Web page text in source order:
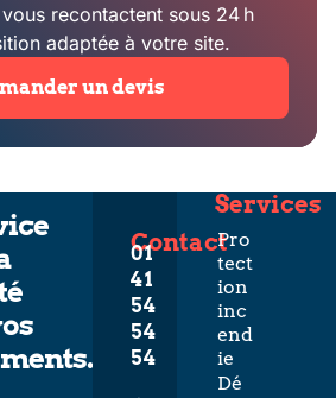
recontactent sous 24 h
adaptée à votre site.
un devis
Contact
01
41
54
54
54
Services
Pro
tect
ion
inc
end
ie
Dé